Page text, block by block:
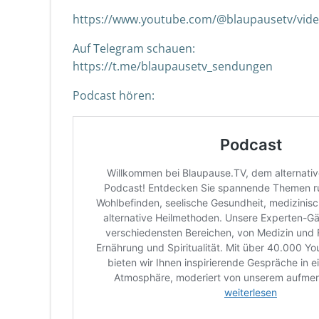
https://www.youtube.com/@blaupausetv/
Auf Telegram schauen:
https://t.me/blaupausetv_sendungen
Podcast hören: